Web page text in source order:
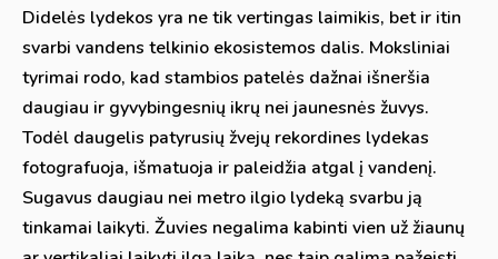
Didelės lydekos yra ne tik vertingas laimikis, bet ir itin
svarbi vandens telkinio ekosistemos dalis. Moksliniai
tyrimai rodo, kad stambios patelės dažnai išneršia
daugiau ir gyvybingesnių ikrų nei jaunesnės žuvys.
Todėl daugelis patyrusių žvejų rekordines lydekas
fotografuoja, išmatuoja ir paleidžia atgal į vandenį.
Sugavus daugiau nei metro ilgio lydeką svarbu ją
tinkamai laikyti. Žuvies negalima kabinti vien už žiaunų